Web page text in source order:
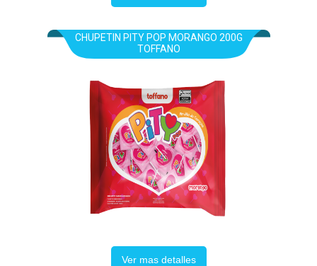
CHUPETIN PITY POP MORANGO 200G
TOFFANO
Ver mas detalles